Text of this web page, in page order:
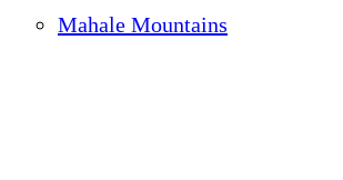
Mahale Mountains